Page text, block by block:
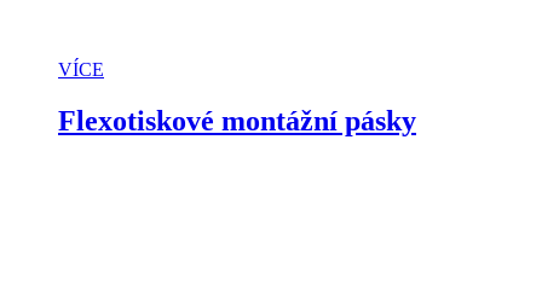
VÍCE
Flexotiskové montážní pásky